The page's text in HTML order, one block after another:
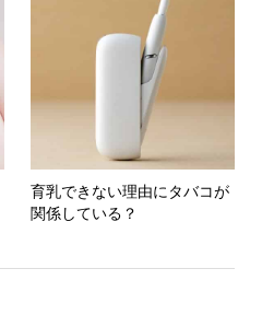
育乳できない理由にタバコが
関係している？